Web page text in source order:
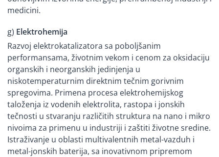
medicini.
g) Elektrohemija
Razvoj elektrokatalizatora sa poboljšanim
performansama, životnim vekom i cenom za oksidaciju
organskih i neorganskih jedinjenja u
niskotemperaturnim direktnim tečnim gorivnim
spregovima. Primena procesa elektrohemijskog
taloženja iz vodenih elektrolita, rastopa i jonskih
tečnosti u stvaranju različitih struktura na nano i mikro
nivoima za primenu u industriji i zaštiti životne sredine.
Istraživanje u oblasti multivalentnih metal-vazduh i
metal-jonskih baterija, sa inovativnom pripremom